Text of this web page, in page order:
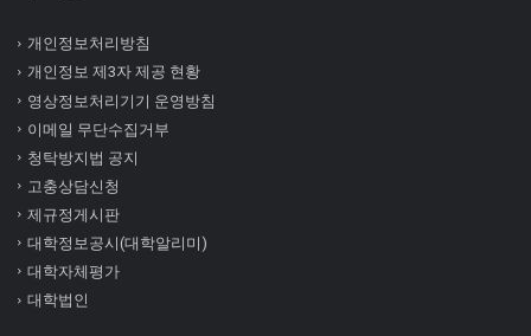
개인정보처리방침
개인정보 제3자 제공 현황
영상정보처리기기 운영방침
이메일 무단수집거부
청탁방지법 공지
고충상담신청
제규정게시판
대학정보공시(대학알리미)
대학자체평가
대학법인